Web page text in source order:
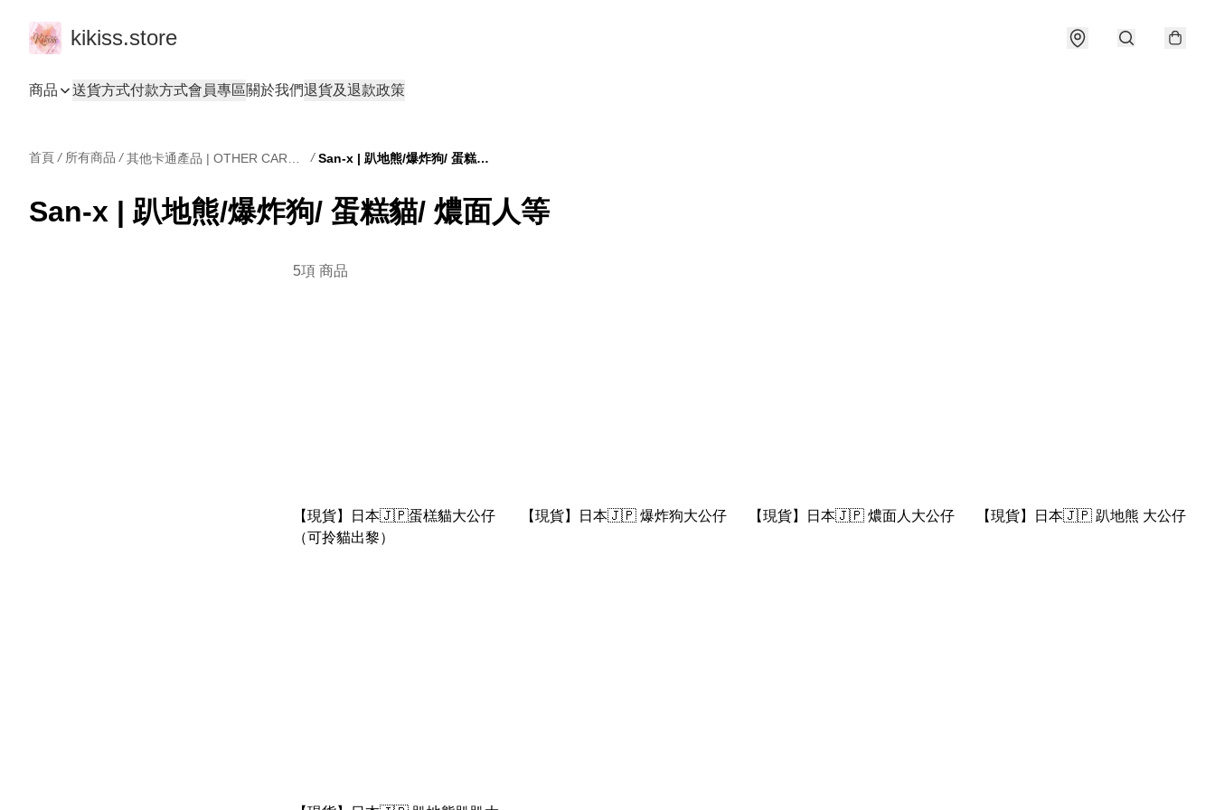
kikiss.store
商品 送貨方式付款方式會員專區關於我們退貨及退款政策
首頁 / 所有商品 / / San-x | 趴地熊/爆炸狗/ 蛋糕貓/ 燶面人等
San-x | 趴地熊/爆炸狗/ 蛋糕貓/ 燶面人等
5項 商品
【現貨】日本🇯🇵蛋榚貓大公仔
（可拎貓出黎）
【現貨】日本🇯🇵 爆炸狗大公仔 【現貨】日本🇯🇵 燶面人大公仔 【現貨】日本🇯🇵 趴地熊 大公仔